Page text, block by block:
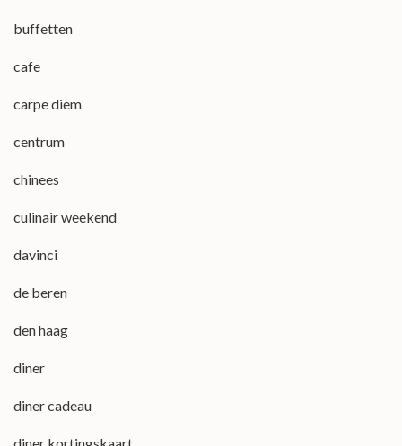
buffetten
cafe
carpe diem
centrum
chinees
culinair weekend
davinci
de beren
den haag
diner
diner cadeau